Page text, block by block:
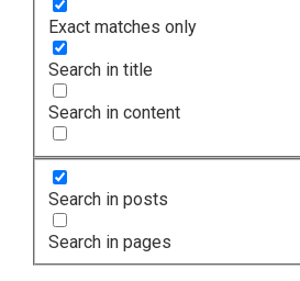
Exact matches only
Search in title
Search in content
Search in posts
Search in pages